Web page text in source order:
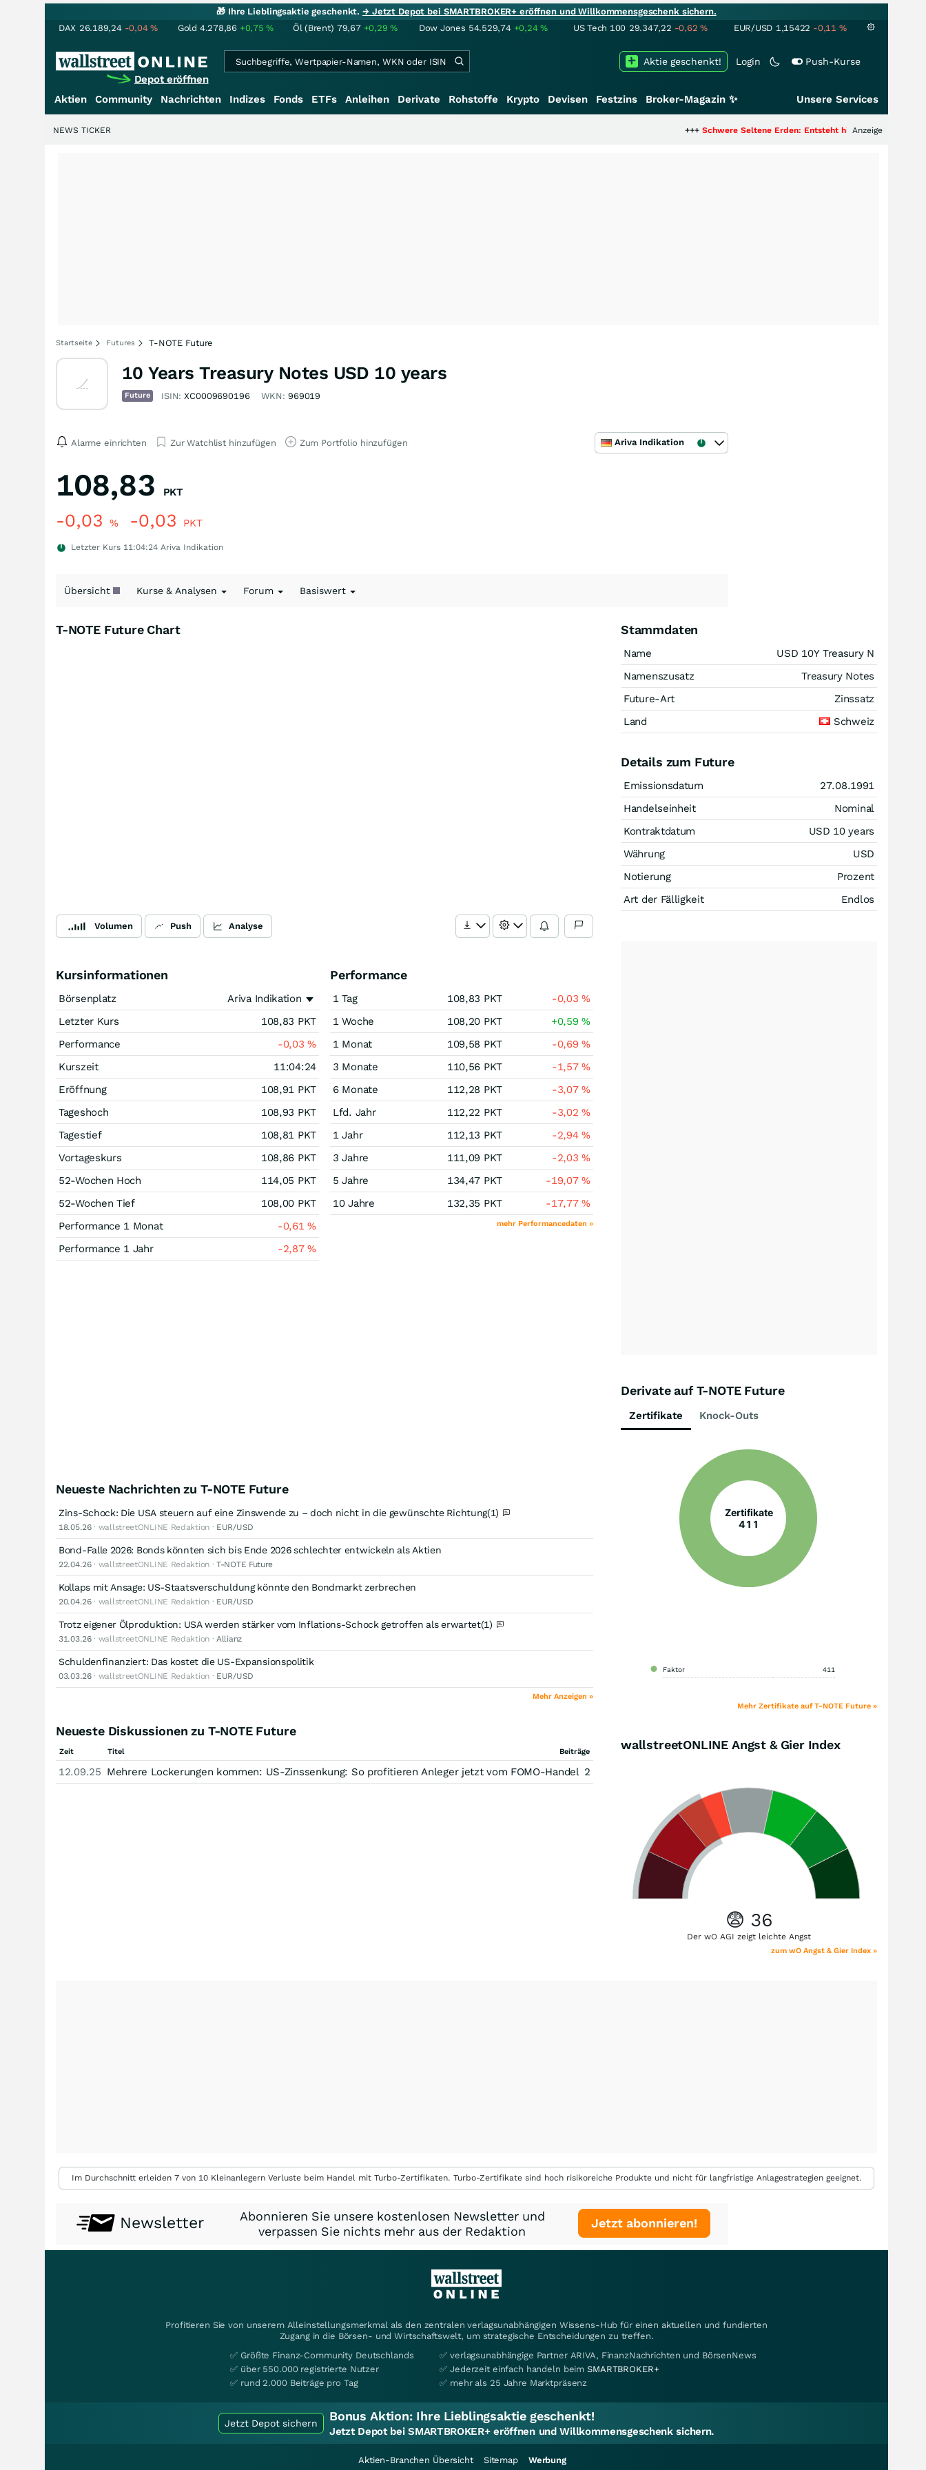
🎁 Ihre Lieblingsaktie geschenkt.→ Jetzt Depot bei SMARTBROKER+ eröffnen und Willkommensgeschenk sichern.
DAX 26.189,24 -0,04% Gold 4.278,86 +0,75% Öl (Brent) 79,67 +0,29% Dow Jones 54.529,74 +0,24% US Tech 100 29.347,22 -0,62% EUR/USD 1,15422 -0,11 %
Depot eröffnen
Login Push-Kurse
Aktie geschenkt!
Aktien Community Nachrichten Indizes Fonds ETFs Anleihen Derivate Rohstoffe Krypto Devisen Festzins Broker-Magazin ✨ Unsere Services
Schwere Seltene Erden: Entsteht hier die nächste
Anzeige
NEWS TICKER
Startseite Futures T-NOTE Future
10 Years Treasury Notes USD 10 years
Future ISIN:XC0009690196 WKN: 969019
Alarme einrichten Zur Watchlist hinzufügen Zum Portfolio hinzufügen Ariva Indikation
108,83 PKT
-0,03 % -0,03 PKT
Letzter Kurs 11:04:24 Ariva Indikation
Übersicht Kurse & Analysen Forum Basiswert
T-NOTE Future Chart
Volumen Push Analyse
Kursinformationen
Börsenplatz
Ariva Indikation
Letzter Kurs
108,83 PKT
Performance
-0,03%
Kurszeit
11:04:24
Eröffnung
108,91 PKT
Tageshoch
108,93 PKT
Tagestief
108,81 PKT
Vortageskurs
108,86 PKT
52-Wochen Hoch
114,05 PKT
52-Wochen Tief
108,00 PKT
Performance 1 Monat
-0,61%
Performance 1 Jahr
-2,87%
Performance
1 Tag 108,83 PKT -0,03%
1 Woche
108,20 PKT +0,59%
1 Monat
109,58 PKT -0,69%
3 Monate
110,56 PKT -1,57%
6 Monate
112,28 PKT -3,07%
Lfd. Jahr
112,22 PKT -3,02%
1 Jahr
112,13 PKT -2,94%
3 Jahre
111,09 PKT -2,03%
5 Jahre
134,47 PKT -19,07%
10 Jahre
132,35 PKT -17,77%
mehr Performancedaten »
Neueste Nachrichten zu T-NOTE Future
Zins-Schock: Die USA steuern auf eine Zinswende zu – doch nicht in die gewünschte Richtung(1)
18.05.26· wallstreetONLINE Redaktion · EUR/USD
Bond-Falle 2026: Bonds könnten sich bis Ende 2026 schlechter entwickeln als Aktien
22.04.26· wallstreetONLINE Redaktion ·T-NOTE Future
Kollaps mit Ansage: US-Staatsverschuldung könnte den Bondmarkt zerbrechen
20.04.26· wallstreetONLINE Redaktion · EUR/USD
Trotz eigener Ölproduktion: USA werden stärker vom Inflations-Schock getroffen als erwartet(1)
31.03.26· wallstreetONLINE Redaktion ·Allianz
Schuldenfinanziert: Das kostet die US-Expansionspolitik
03.03.26· wallstreetONLINE Redaktion · EUR/USD
Mehr Anzeigen »
Neueste Diskussionen zu T-NOTE Future
Zeit Titel Beiträge
12.09.25 2
Mehrere Lockerungen kommen: US-Zinssenkung: So profitieren Anleger jetzt vom FOMO-Handel
Stammdaten
Name
USD 10Y Treasury N
Namenszusatz
Treasury Notes
Future-Art
Zinssatz
Land
Schweiz
Details zum Future
Emissionsdatum
27.08.1991
Handelseinheit
Nominal
Kontraktdatum
USD 10 years
Währung
USD
Notierung
Prozent
Art der Fälligkeit
Endlos
Derivate auf T-NOTE Future
Zertifikate Knock-Outs
Zertifikate
411
Faktor 411
Mehr Zertifikate auf T-NOTE Future »
wallstreetONLINE Angst & Gier Index
😨 36
Der wO AGI zeigt leichte Angst
zum wO Angst & Gier Index »
Im Durchschnitt erleiden 7 von 10 Kleinanlegern Verluste beim Handel mit Turbo-Zertifikaten. Turbo-Zertifikate sind hoch risikoreiche Produkte und nicht für langfristige Anlagestrategien geeignet.
Newsletter
Abonnieren Sie unsere kostenlosen Newsletter und
verpassen Sie nichts mehr aus der Redaktion
Jetzt abonnieren!
Profitieren Sie von unserem Alleinstellungsmerkmal als den zentralen verlagsunabhängigen Wissens-Hub für einen aktuellen und fundierten
Zugang in die Börsen- und Wirtschaftswelt, um strategische Entscheidungen zu treffen.
✅ Größte Finanz-Community Deutschlands
✅ über 550.000 registrierte Nutzer
✅ rund 2.000 Beiträge pro Tag
✅ verlagsunabhängige Partner ARIVA, FinanzNachrichten und BörsenNews
✅ Jederzeit einfach handeln beimSMARTBROKER+
✅ mehr als 25 Jahre Marktpräsenz
Jetzt Depot sichern Bonus Aktion: Ihre Lieblingsaktie geschenkt!
Jetzt Depot bei SMARTBROKER+ eröffnen und Willkommensgeschenk sichern.
Aktien-Branchen Übersicht Sitemap Werbung